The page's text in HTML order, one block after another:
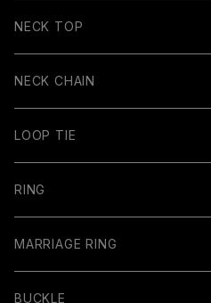
NECK TOP
NECK CHAIN
LOOP TIE
RING
MARRIAGE RING
BUCKLE